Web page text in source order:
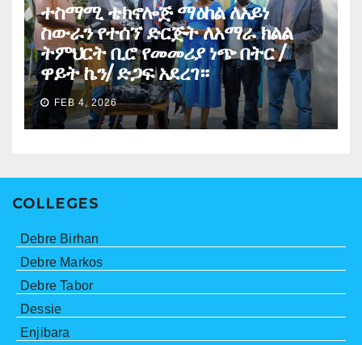
ተስማሚ ቴክኖሎጅ ማዕከል ለአይነ
ስውራን የተሰኘ ድርጅት ለአማራ ክልል
ትምህርት ቢሮ የመመሪያ ነጭ በትር /
ዋይት ኬን/ ድጋፍ አደረገ።
FEB 4, 2026
COLLEGES
Debre Birhan
Debre Markos
Debre Tabor
Dessie
Enjibara